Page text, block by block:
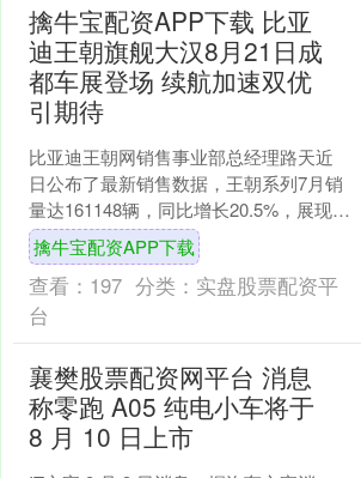
擒牛宝配资APP下载 比亚
迪王朝旗舰大汉8月21日成
都车展登场 续航加速双优
引期待
比亚迪王朝网销售事业部总经理路天近
日公布了最新销售数据，王朝系列7月销
量达161148辆，同比增长20.5%，展现出
强劲的市场表现。其中，多款车型表现
亮眼：元P....
擒牛宝配资APP下载
查看： 197 分类： 实盘股票配资平
台
襄樊股票配资网平台 消息
称零跑 A05 纯电小车将于
8 月 10 日上市